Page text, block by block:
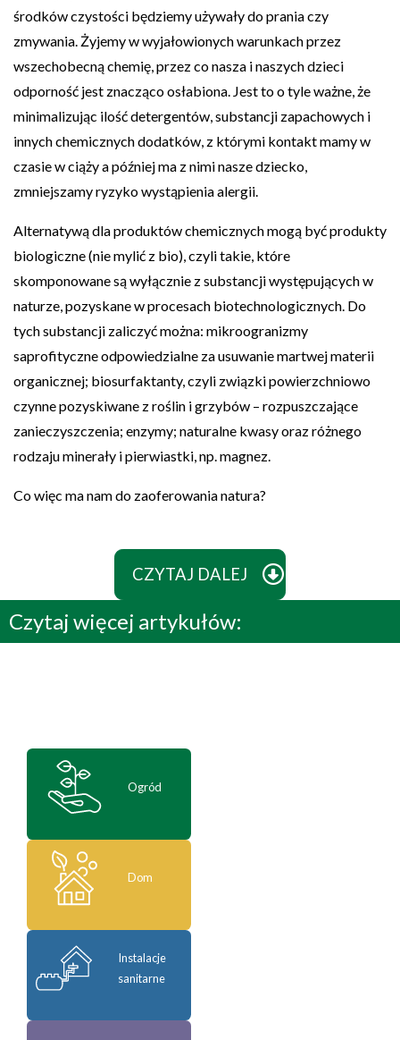
środków czystości będziemy używały do prania czy
zmywania. Żyjemy w wyjałowionych warunkach przez
wszechobecną chemię, przez co nasza i naszych dzieci
odporność jest znacząco osłabiona. Jest to o tyle ważne, że
minimalizując ilość detergentów, substancji zapachowych i
innych chemicznych dodatków, z którymi kontakt mamy w
czasie w ciąży a później ma z nimi nasze dziecko,
zmniejszamy ryzyko wystąpienia alergii.
Alternatywą dla produktów chemicznych mogą być produkty
biologiczne (nie mylić z bio), czyli takie, które
skomponowane są wyłącznie z substancji występujących w
naturze, pozyskane w procesach biotechnologicznych. Do
tych substancji zaliczyć można: mikroogranizmy
saprofityczne odpowiedzialne za usuwanie martwej materii
organicznej; biosurfaktanty, czyli związki powierzchniowo
czynne pozyskiwane z roślin i grzybów – rozpuszczające
zanieczyszczenia; enzymy; naturalne kwasy oraz różnego
rodzaju minerały i pierwiastki, np. magnez.
Co więc ma nam do zaoferowania natura?
CZYTAJ DALEJ
Czytaj więcej artykułów:
Ogród
Dom
Instalacje
sanitarne